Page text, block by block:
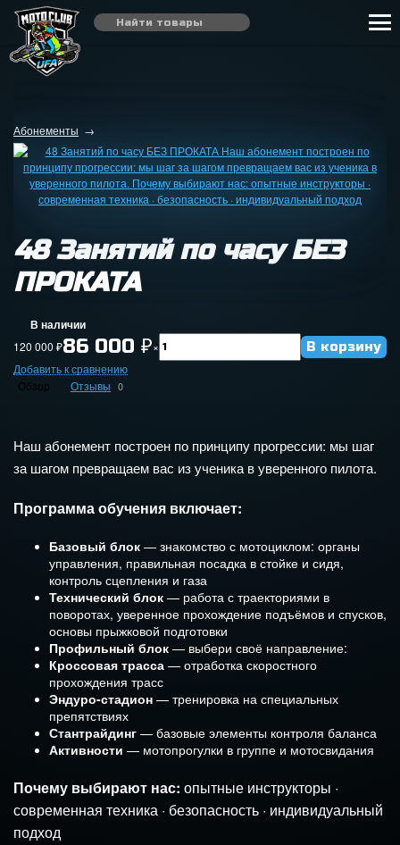
Абонементы →
48 Занятий по часу БЕЗ
ПРОКАТА
В наличии
120 000 ₽86 000 ₽×
Добавить к сравнению
Обзор
Отзывы 0
Наш абонемент построен по принципу прогрессии: мы шаг
за шагом превращаем вас из ученика в уверенного пилота.
Программа обучения включает:
Базовый блок — знакомство с мотоциклом: органы
управления, правильная посадка в стойке и сидя,
контроль сцепления и газа
Технический блок — работа с траекториями в
поворотах, уверенное прохождение подъёмов и спусков,
основы прыжковой подготовки
Профильный блок — выбери своё направление:
Кроссовая трасса — отработка скоростного
прохождения трасс
Эндуро-стадион — тренировка на специальных
препятствиях
Стантрайдинг — базовые элементы контроля баланса
Активности — мотопрогулки в группе и мотосвидания
Почему выбирают нас: опытные инструкторы ·
современная техника · безопасность · индивидуальный
подход